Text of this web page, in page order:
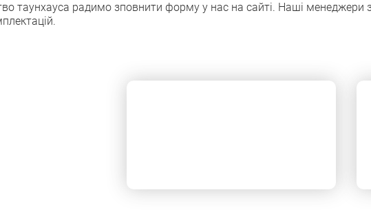
таунхауса радимо зповнити форму у нас на сайті. Наші менеджери